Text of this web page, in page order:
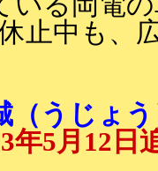
止中も、
（うじょ
年5月12日